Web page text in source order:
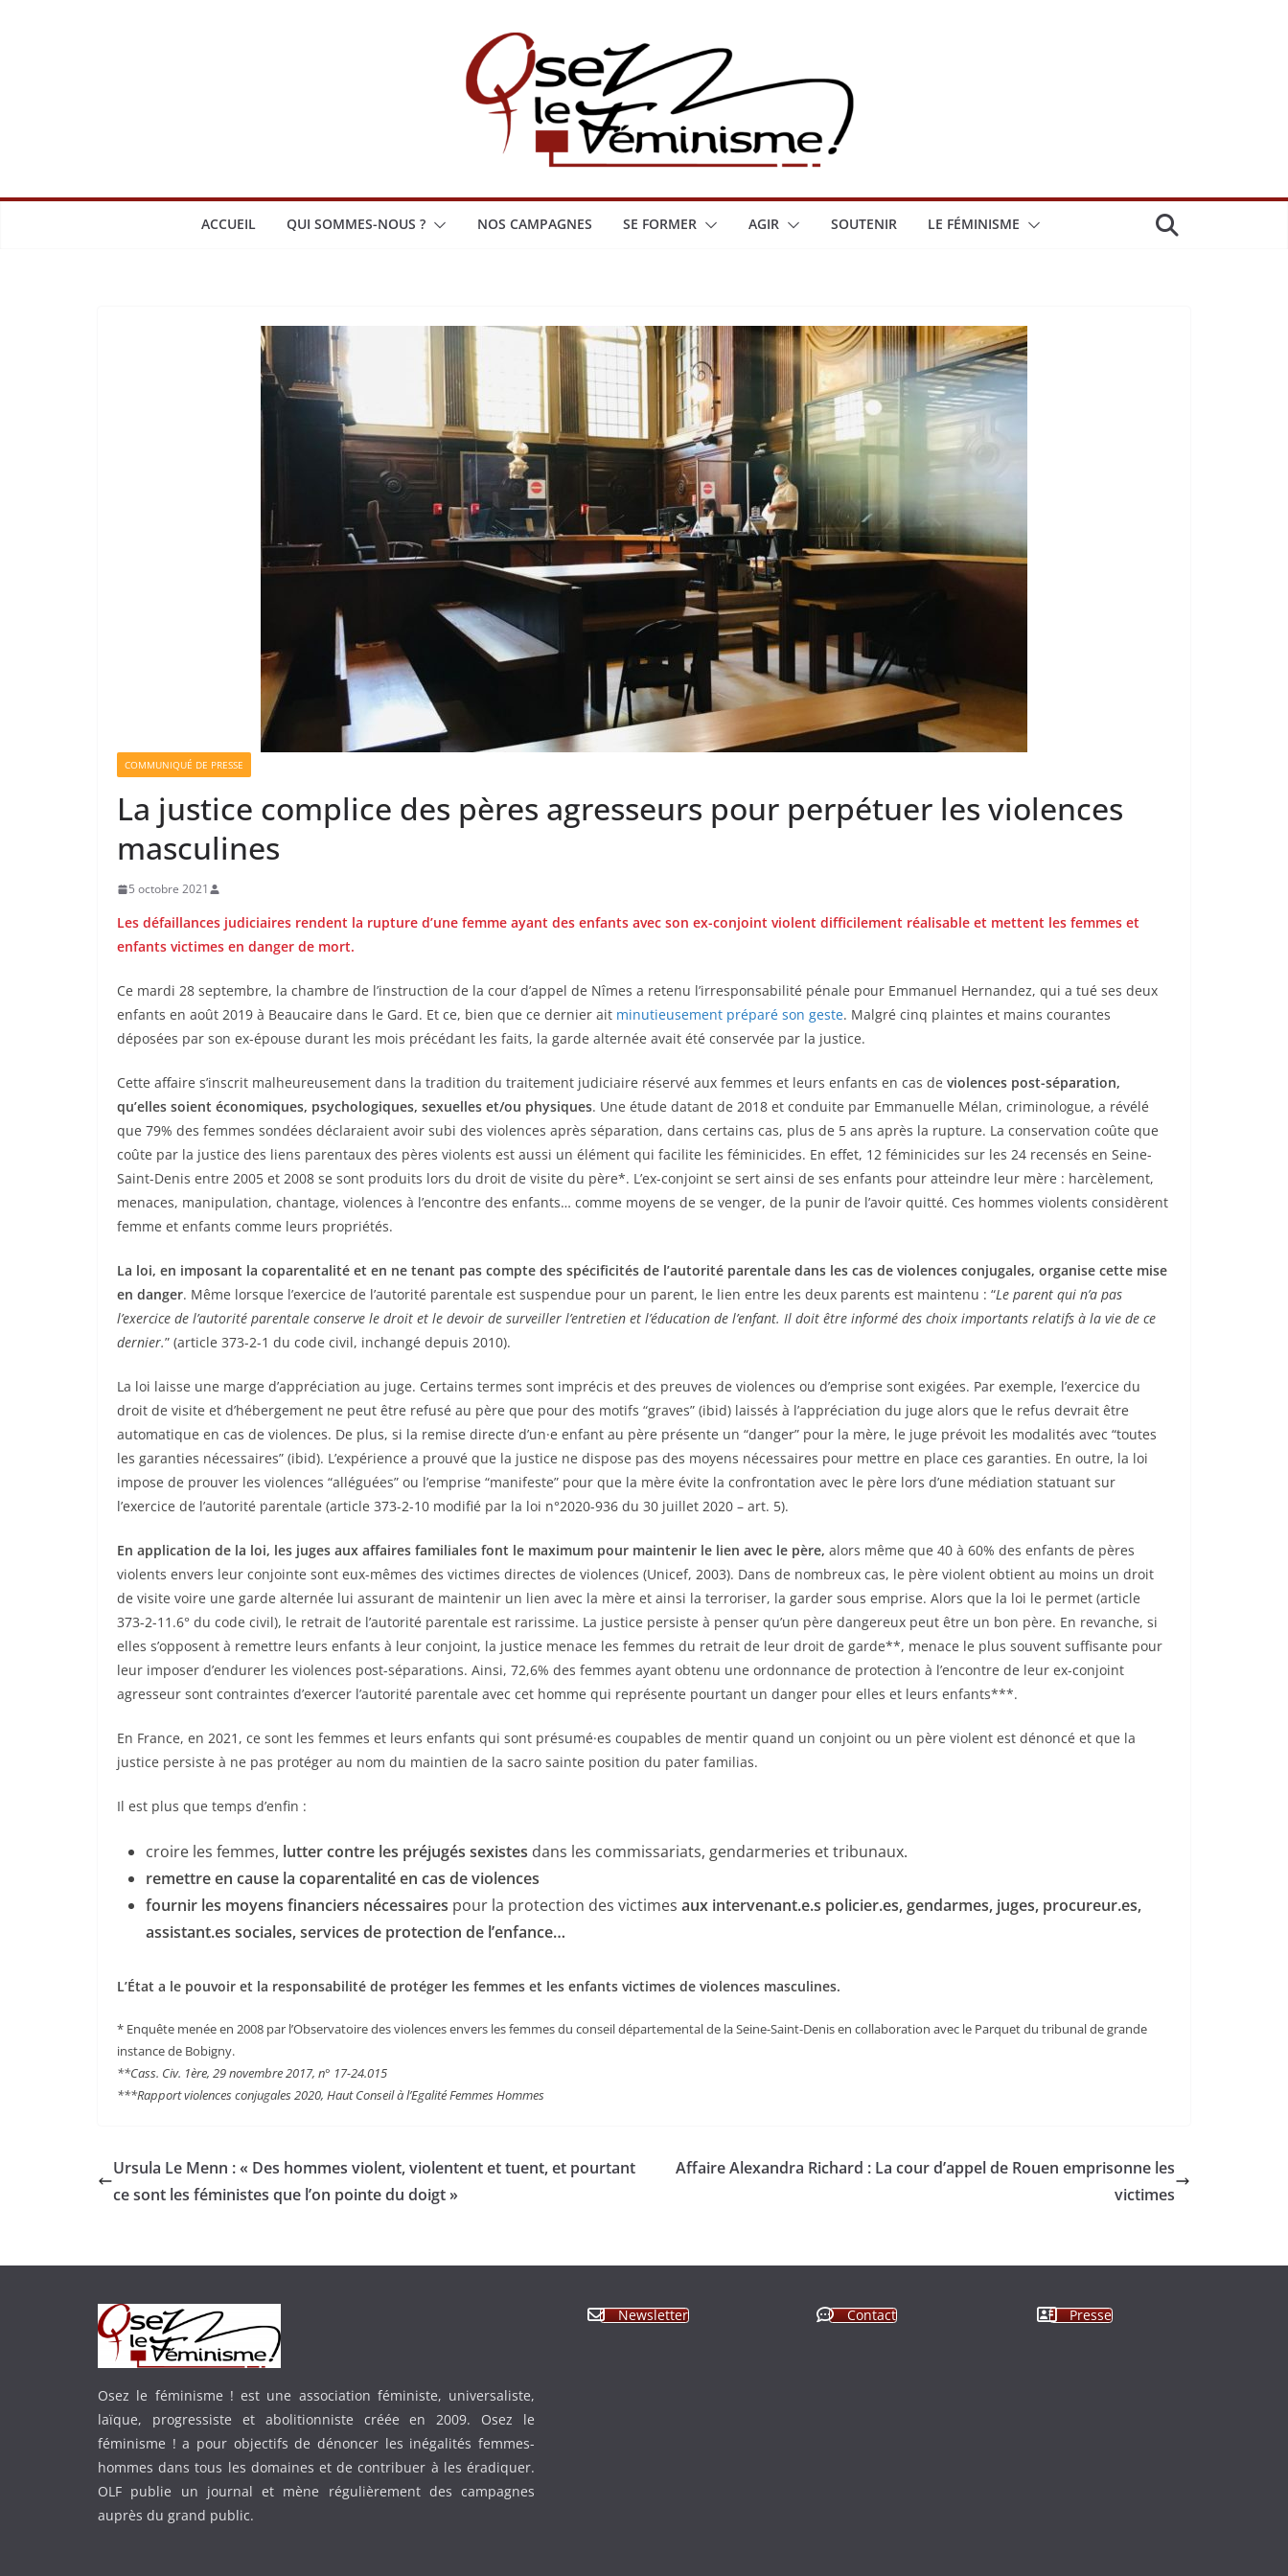
ACCUEIL QUI SOMMES-NOUS ? NOS CAMPAGNES SE FORMER AGIR SOUTENIR LE FÉMINISME
COMMUNIQUÉ DE PRESSE
La justice complice des pères agresseurs pour perpétuer les violences
masculines
5 octobre 2021
Les défaillances judiciaires rendent la rupture d’une femme ayant des enfants avec son ex-conjoint violent difficilement réalisable et mettent les femmes et
enfants victimes en danger de mort.
Ce mardi 28 septembre, la chambre de l’instruction de la cour d’appel de Nîmes a retenu l’irresponsabilité pénale pour Emmanuel Hernandez, qui a tué ses deux
enfants en août 2019 à Beaucaire dans le Gard. Et ce, bien que ce dernier ait minutieusement préparé son geste. Malgré cinq plaintes et mains courantes
déposées par son ex-épouse durant les mois précédant les faits, la garde alternée avait été conservée par la justice.
Cette affaire s’inscrit malheureusement dans la tradition du traitement judiciaire réservé aux femmes et leurs enfants en cas de violences post-séparation,
qu’elles soient économiques, psychologiques, sexuelles et/ou physiques. Une étude datant de 2018 et conduite par Emmanuelle Mélan, criminologue, a révélé
que 79% des femmes sondées déclaraient avoir subi des violences après séparation, dans certains cas, plus de 5 ans après la rupture. La conservation coûte que
coûte par la justice des liens parentaux des pères violents est aussi un élément qui facilite les féminicides. En effet, 12 féminicides sur les 24 recensés en Seine-
Saint-Denis entre 2005 et 2008 se sont produits lors du droit de visite du père*. L’ex-conjoint se sert ainsi de ses enfants pour atteindre leur mère : harcèlement,
menaces, manipulation, chantage, violences à l’encontre des enfants… comme moyens de se venger, de la punir de l’avoir quitté. Ces hommes violents considèrent
femme et enfants comme leurs propriétés.
La loi, en imposant la coparentalité et en ne tenant pas compte des spécificités de l’autorité parentale dans les cas de violences conjugales, organise cette mise
en danger. Même lorsque l’exercice de l’autorité parentale est suspendue pour un parent, le lien entre les deux parents est maintenu : “Le parent qui n’a pas
l’exercice de l’autorité parentale conserve le droit et le devoir de surveiller l’entretien et l’éducation de l’enfant. Il doit être informé des choix importants relatifs à la vie de ce
dernier.” (article 373-2-1 du code civil, inchangé depuis 2010).
La loi laisse une marge d’appréciation au juge. Certains termes sont imprécis et des preuves de violences ou d’emprise sont exigées. Par exemple, l’exercice du
droit de visite et d’hébergement ne peut être refusé au père que pour des motifs “graves” (ibid) laissés à l’appréciation du juge alors que le refus devrait être
automatique en cas de violences. De plus, si la remise directe d’un·e enfant au père présente un “danger” pour la mère, le juge prévoit les modalités avec “toutes
les garanties nécessaires” (ibid). L’expérience a prouvé que la justice ne dispose pas des moyens nécessaires pour mettre en place ces garanties. En outre, la loi
impose de prouver les violences “alléguées” ou l’emprise “manifeste” pour que la mère évite la confrontation avec le père lors d’une médiation statuant sur
l’exercice de l’autorité parentale (article 373-2-10 modifié par la loi n°2020-936 du 30 juillet 2020 – art. 5).
En application de la loi, les juges aux affaires familiales font le maximum pour maintenir le lien avec le père, alors même que 40 à 60% des enfants de pères
violents envers leur conjointe sont eux-mêmes des victimes directes de violences (Unicef, 2003). Dans de nombreux cas, le père violent obtient au moins un droit
de visite voire une garde alternée lui assurant de maintenir un lien avec la mère et ainsi la terroriser, la garder sous emprise. Alors que la loi le permet (article
373-2-11.6° du code civil), le retrait de l’autorité parentale est rarissime. La justice persiste à penser qu’un père dangereux peut être un bon père. En revanche, si
elles s’opposent à remettre leurs enfants à leur conjoint, la justice menace les femmes du retrait de leur droit de garde**, menace le plus souvent suffisante pour
leur imposer d’endurer les violences post-séparations. Ainsi, 72,6% des femmes ayant obtenu une ordonnance de protection à l’encontre de leur ex-conjoint
agresseur sont contraintes d’exercer l’autorité parentale avec cet homme qui représente pourtant un danger pour elles et leurs enfants***.
En France, en 2021, ce sont les femmes et leurs enfants qui sont présumé·es coupables de mentir quand un conjoint ou un père violent est dénoncé et que la
justice persiste à ne pas protéger au nom du maintien de la sacro sainte position du pater familias.
Il est plus que temps d’enfin :
croire les femmes, lutter contre les préjugés sexistes dans les commissariats, gendarmeries et tribunaux.
remettre en cause la coparentalité en cas de violences
fournir les moyens financiers nécessaires pour la protection des victimes aux intervenant.e.s policier.es, gendarmes, juges, procureur.es,
assistant.es sociales, services de protection de l’enfance…
L’État a le pouvoir et la responsabilité de protéger les femmes et les enfants victimes de violences masculines.
* Enquête menée en 2008 par l’Observatoire des violences envers les femmes du conseil départemental de la Seine-Saint-Denis en collaboration avec le Parquet du tribunal de grande
instance de Bobigny.
**Cass. Civ. 1ère, 29 novembre 2017, n° 17-24.015
***Rapport violences conjugales 2020, Haut Conseil à l’Egalité Femmes Hommes
Ursula Le Menn : « Des hommes violent, violentent et tuent, et pourtant
ce sont les féministes que l’on pointe du doigt »
Affaire Alexandra Richard : La cour d’appel de Rouen emprisonne les
victimes
Osez le féminisme ! est une association féministe, universaliste,
laïque, progressiste et abolitionniste créée en 2009. Osez le
féminisme ! a pour objectifs de dénoncer les inégalités femmes-
hommes dans tous les domaines et de contribuer à les éradiquer.
OLF publie un journal et mène régulièrement des campagnes
auprès du grand public.
Newsletter Contact Presse